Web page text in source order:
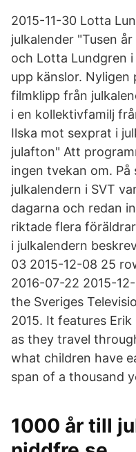
2015-11-30 Lotta
julkalender "Tusen
och Lotta Lundgren
upp känslor. Nyligen
filmklipp från
i en kollektivfamilj
Ilska mot sexprat i
julafton" Att
ingen tvekan om. På
julkalendern i SVT
dagarna och redan
riktade flera
i julkalendern
03 2015-12-08 25
2016-07-22 2015-
the Sveriges
2015. It features
as they travel
what children have
span of a thousand
1000 år till